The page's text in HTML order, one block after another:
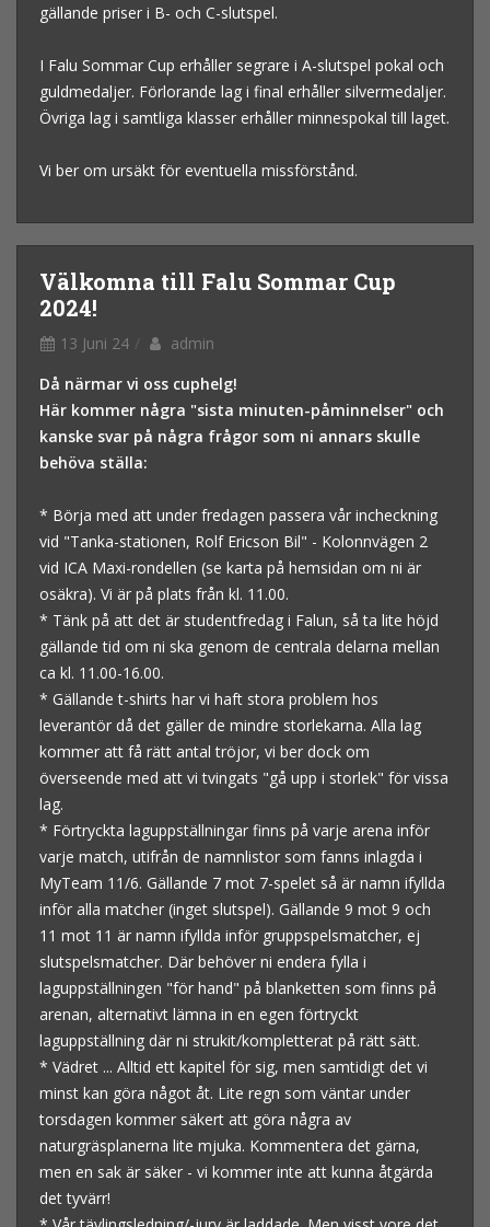
gällande priser i B- och C-slutspel.
I Falu Sommar Cup erhåller segrare i A-slutspel pokal och
guldmedaljer. Förlorande lag i final erhåller silvermedaljer.
Övriga lag i samtliga klasser erhåller minnespokal till laget.
Vi ber om ursäkt för eventuella missförstånd.
Välkomna till Falu Sommar Cup
2024!
13 Juni 24
admin
Då närmar vi oss cuphelg!
Här kommer några "sista minuten-påminnelser" och
kanske svar på några frågor som ni annars skulle
behöva ställa:
* Börja med att under fredagen passera vår incheckning
vid "Tanka-stationen, Rolf Ericson Bil" - Kolonnvägen 2
vid ICA Maxi-rondellen (se karta på hemsidan om ni är
osäkra). Vi är på plats från kl. 11.00.
* Tänk på att det är studentfredag i Falun, så ta lite höjd
gällande tid om ni ska genom de centrala delarna mellan
ca kl. 11.00-16.00.
* Gällande t-shirts har vi haft stora problem hos
leverantör då det gäller de mindre storlekarna. Alla lag
kommer att få rätt antal tröjor, vi ber dock om
överseende med att vi tvingats "gå upp i storlek" för vissa
lag.
* Förtryckta laguppställningar finns på varje arena inför
varje match, utifrån de namnlistor som fanns inlagda i
MyTeam 11/6. Gällande 7 mot 7-spelet så är namn ifyllda
inför alla matcher (inget slutspel). Gällande 9 mot 9 och
11 mot 11 är namn ifyllda inför gruppspelsmatcher, ej
slutspelsmatcher. Där behöver ni endera fylla i
laguppställningen "för hand" på blanketten som finns på
arenan, alternativt lämna in en egen förtryckt
laguppställning där ni strukit/kompletterat på rätt sätt.
* Vädret ... Alltid ett kapitel för sig, men samtidigt det vi
minst kan göra något åt. Lite regn som väntar under
torsdagen kommer säkert att göra några av
naturgräsplanerna lite mjuka. Kommentera det gärna,
men en sak är säker - vi kommer inte att kunna åtgärda
det tyvärr!